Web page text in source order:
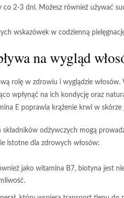
co 2-3 dni. Możesz również używać
wskazówek w codzienną
na wygląd
rolę w zdrowiu i wyglądzie
wpłynąć na ich kondycję oraz
E poprawia krążenie krwi w
odżywczych mogą
istotne dla zdrowych włosów:
jako witamina B7, biotyna jest